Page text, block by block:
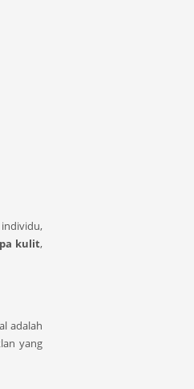
kulit,
adalah
yang